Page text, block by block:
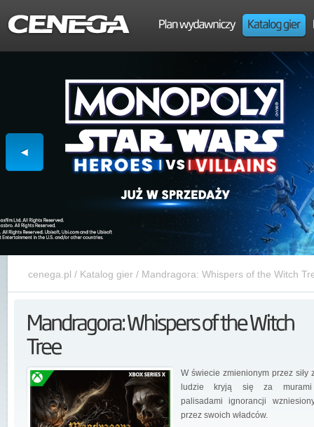
cenega.pl / Katalog gier/ Mandragora: Whispers of the Witch
W świecie zmienionym przez siły
ludzie kryją się za
palisadami ignorancji
przez swoich władców.